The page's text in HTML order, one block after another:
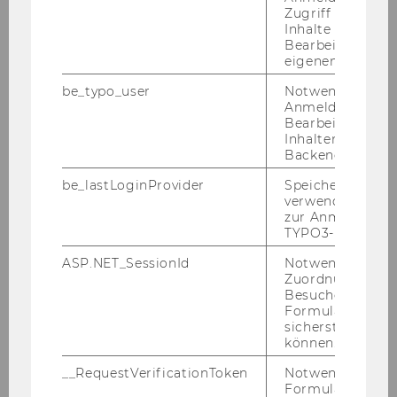
her­aus­ge­ge­ben wurde. Franz Tödt­ling hat
auch ei­ni­ge “Spe­cial Is­su­es” in Fach­jour­na­len
wie etwa „Eu­ropean Plan­ning Stu­dies“ und
„Eu­ropean Urban & Re­gio­nal Stu­dies“ her­aus­
ge­ge­ben und eine große Zahl von teils viel­zi­
tier­ten Ar­ti­keln in wis­sen­schaft­li­chen Fach­zeit­
Eine voll­stän­di­ge Pu­bli­ka­ti­ons­lis­te fin­den Sie
hier...
Zugriff auf
Inhalte oder zur
Bearbeitung des
eigenen Profils.
be_typo_user
Notwendig für
Anmeldung und
Bearbeitung von
Inhalten im
Backend.
be_lastLoginProvider
Speichert die
verwendete
zur Anmeldung
TYPO3-Backend.
ASP.NET_SessionId
Notwendig, um
Zuordnung von
Besucher zu
sicherstellen zu
können.
__RequestVerificationToken
Notwendig, um